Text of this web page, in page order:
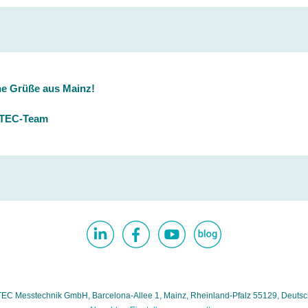
Grüße aus Mainz!
Team
Messtechnik GmbH, Barcelona-Allee 1, Mainz, Rheinland-Pfalz 55129,